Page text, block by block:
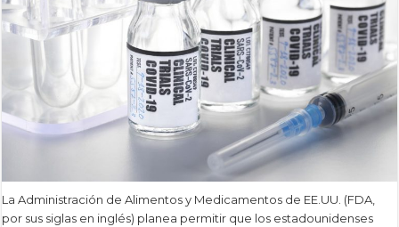
La Administración de Alimentos y Medicamentos de EE.UU. (FDA,
por sus siglas en inglés) planea permitir que los estadounidenses